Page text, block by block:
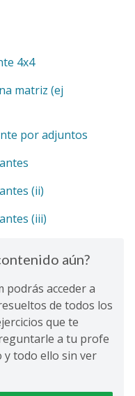
4x4
matriz (ej
por adjuntos
(ii)
(iii)
aún?
podrás acceder a
de todos los
que te
a tu profe
y todo ello sin ver